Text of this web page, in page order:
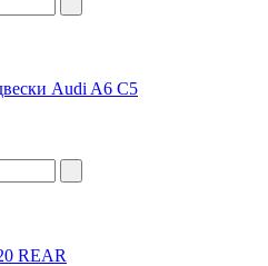
Audi A6 C5
REAR